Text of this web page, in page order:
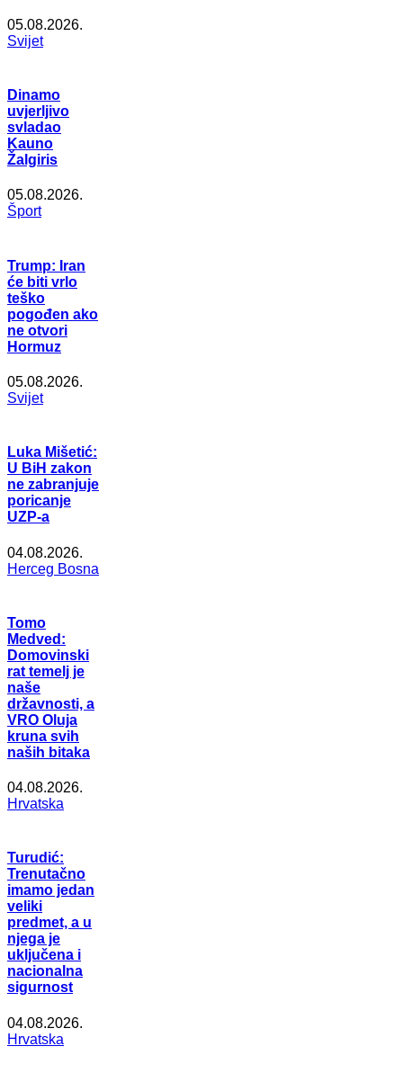
05.08.2026.
Svijet
Dinamo
uvjerljivo
svladao
Kauno
Žalgiris
05.08.2026.
Šport
Trump: Iran
će biti vrlo
teško
pogođen ako
ne otvori
Hormuz
05.08.2026.
Svijet
Luka Mišetić:
U BiH zakon
ne zabranjuje
poricanje
UZP-a
04.08.2026.
Herceg Bosna
Tomo
Medved:
Domovinski
rat temelj je
naše
državnosti, a
VRO Oluja
kruna svih
naših bitaka
04.08.2026.
Hrvatska
Turudić:
Trenutačno
imamo jedan
veliki
predmet, a u
njega je
uključena i
nacionalna
sigurnost
04.08.2026.
Hrvatska